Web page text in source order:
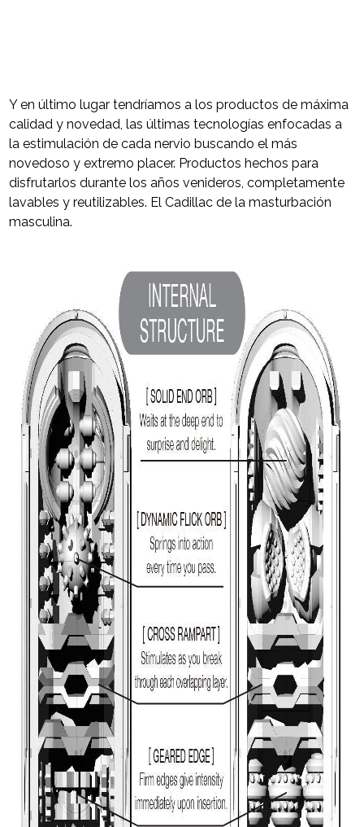
Y en último lugar tendríamos a los productos de máxima
calidad y novedad, las últimas tecnologías enfocadas a
la estimulación de cada nervio buscando el más
novedoso y extremo placer. Productos hechos para
disfrutarlos durante los años venideros, completamente
lavables y reutilizables. El Cadillac de la masturbación
masculina.